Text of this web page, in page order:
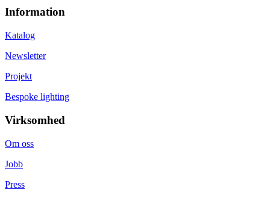
Information
Katalog
Newsletter
Projekt
Bespoke lighting
Virksomhed
Om oss
Jobb
Press